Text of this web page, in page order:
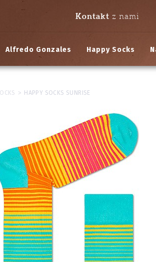
Kontakt z nami
Alfredo Gonzales Happy Socks
> HAPPY SOCKS SUNRISE